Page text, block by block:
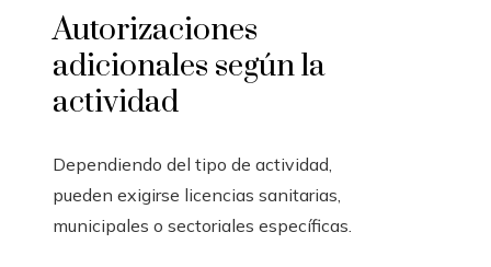
Autorizaciones
adicionales según la
actividad
Dependiendo del tipo de actividad,
pueden exigirse licencias sanitarias,
municipales o sectoriales específicas.